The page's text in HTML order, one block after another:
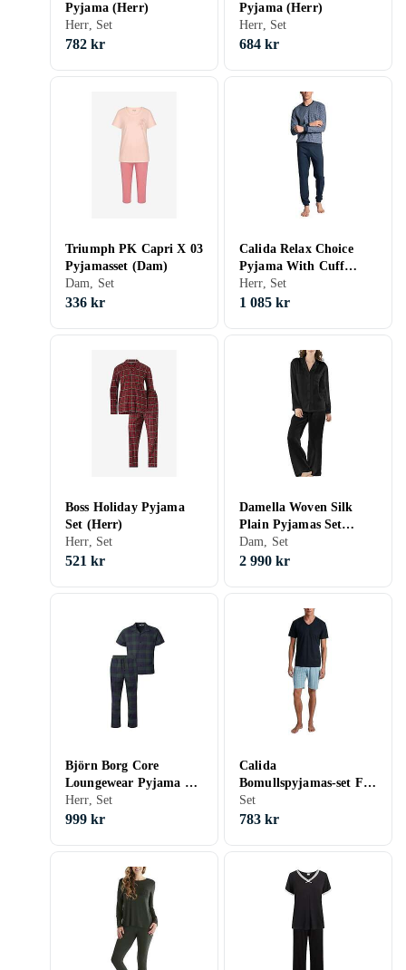
Pyjama (Herr)
Herr, Set
782 kr
Pyjama (Herr)
Herr, Set
684 kr
Triumph PK Capri X 03
Pyjamasset (Dam)
Dam, Set
336 kr
Calida Relax Choice
Pyjama With Cuff
(Herr)
Herr, Set
1 085 kr
Boss Holiday Pyjama
Set (Herr)
Herr, Set
521 kr
Damella Woven Silk
Plain Pyjamas Set
(Dam)
Dam, Set
2 990 kr
Björn Borg Core
Loungewear Pyjama Set
(Herr)
Herr, Set
999 kr
Calida
Bomullspyjamas-set För
Män
Set
783 kr